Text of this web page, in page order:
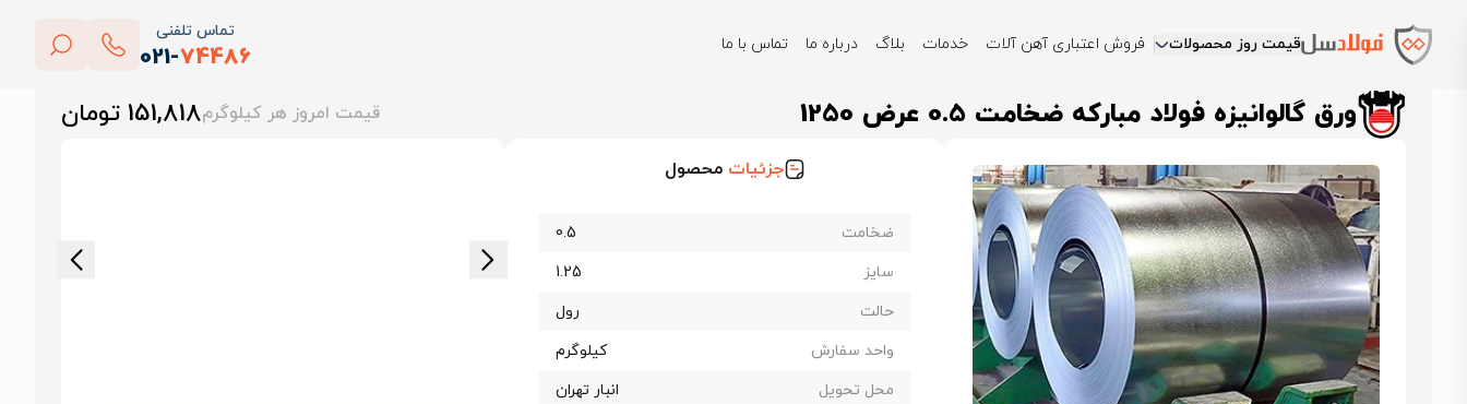
قیمت روز محصولات فروش اعتباری آهن آلات خدمات بلاگ درباره ما تماس با ما
تماس تلفنی
021-74486 فولادسل
ورق گالوانیزه فولاد مبارکه ضخامت 0.5 عرض 1250 قیمت امروز هر کیلوگرم151,818 تومان
جزئیات محصول
ضخامت
0.5
سایز
1.25
حالت
رول
واحد سفارش
کیلوگرم
محل تحویل
انبار تهران